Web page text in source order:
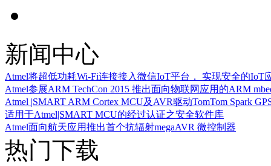
新闻中心
Atmel将超低功耗Wi-Fi连接接入微信IoT平台， 实现安全的IoT
Atmel参展ARM TechCon 2015 推出面向物联网应用的ARM
Atmel |SMART ARM Cortex MCU及AVR驱动TomTom Spark
适用于Atmel|SMART MCU的经过认证之安全软件库
Atmel面向航天应用推出首个抗辐射megaAVR 微控制器
热门下载